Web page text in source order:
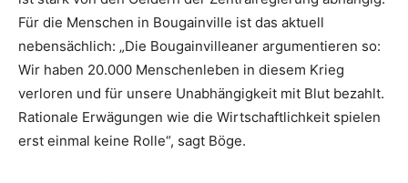
Für die Menschen in Bougainville ist das aktuell
nebensächlich: „Die Bougainvilleaner argumentieren so:
Wir haben 20.000 Menschenleben in diesem Krieg
verloren und für unsere Unabhängigkeit mit Blut bezahlt.
Rationale Erwägungen wie die Wirtschaftlichkeit spielen
erst einmal keine Rolle“, sagt Böge.